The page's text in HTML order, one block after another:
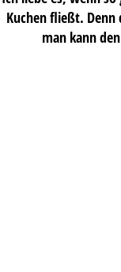
Kuchen fließt. Denn
man kann